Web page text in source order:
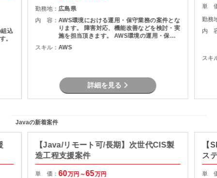
込
。
勤務地： 広島県
内 容：AWS環境における運用・保守業務の案件とな
ります。 障害対応、機能改善などを検討・実
施を担当頂きます。 AWS環境の運用・保守
障害調査 マニュアル作成
スキル：AWS
詳細を見る
単
勤務
内
スキ
Javaの新着案件
【Java/リモート可/長期】次世代CIS製
造工程支援案件
単 価：60万円～65万円
【
ス
単